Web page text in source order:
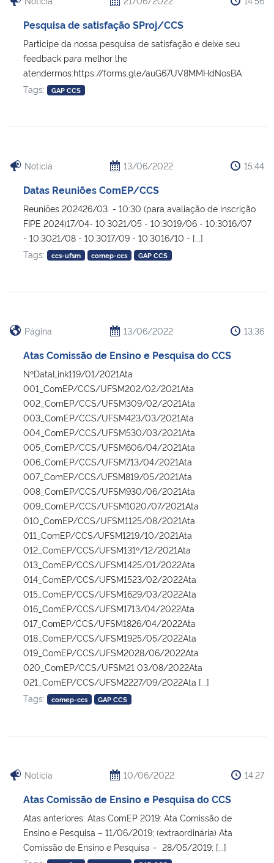
Pesquisa de satisfação SProj/CCS
Participe da nossa pesquisa de satisfação e deixe seu
feedback para melhor lhe
atendermos:https://forms.gle/auG67UV8MMHdNosBA
Tags:
GAP CCS
Notícia 13/06/2022 15:44
Datas Reuniões ComEP/CCS
Reuniões 202426/03 - 10:30 (para avaliação de inscrição
FIPE 2024)17/04- 10:3021/05 - 10:3019/06 - 10:3016/07
- 10:3021/08 - 10:3017/09 - 10:3016/10 - [...]
Tags:
ccs-ufsm comep-ccs GAP CCS
Página 13/06/2022 13:36
Atas Comissão de Ensino e Pesquisa do CCS
NºDataLink119/01/2021Ata
001_ComEP/CCS/UFSM202/02/2021Ata
002_ComEP/CCS/UFSM309/02/2021Ata
003_ComEP/CCS/UFSM423/03/2021Ata
004_ComEP/CCS/UFSM530/03/2021Ata
005_ComEP/CCS/UFSM606/04/2021Ata
006_ComEP/CCS/UFSM713/04/2021Ata
007_ComEP/CCS/UFSM819/05/2021Ata
008_ComEP/CCS/UFSM930/06/2021Ata
009_ComEP/CCS/UFSM1020/07/2021Ata
010_ComEP/CCS/UFSM1125/08/2021Ata
011_ComEP/CCS/UFSM1219/10/2021Ata
012_ComEP/CCS/UFSM131º/12/2021Ata
013_ComEP/CCS/UFSM1425/01/2022Ata
014_ComEP/CCS/UFSM1523/02/2022Ata
015_ComEP/CCS/UFSM1629/03/2022Ata
016_ComEP/CCS/UFSM1713/04/2022Ata
017_ComEP/CCS/UFSM1826/04/2022Ata
018_ComEP/CCS/UFSM1925/05/2022Ata
019_ComEP/CCS/UFSM2028/06/2022Ata
020_ComEP/CCS/UFSM21 03/08/2022Ata
021_ComEP/CCS/UFSM2227/09/2022Ata [...]
Tags:
comep-ccs GAP CCS
Notícia 10/06/2022 14:27
Atas Comissão de Ensino e Pesquisa do CCS
Atas anteriores: Atas ComEP 2019: Ata Comissão de
Ensino e Pesquisa – 11/06/2019; (extraordinária) Ata
Comissão de Ensino e Pesquisa – 28/05/2019; [...]